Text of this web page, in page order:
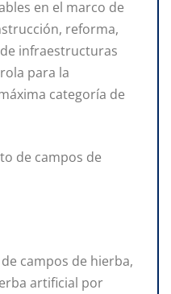
en el marco de
reforma,
infraestructuras
para la
categoría de
de campos de
campos de hierba,
artificial por